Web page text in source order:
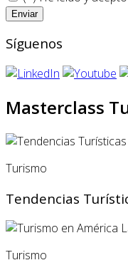
Síguenos
Masterclass
Turismo
Tendencias
Turismo